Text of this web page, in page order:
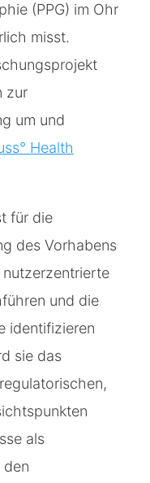
(PPG) im Ohr
misst.
zur
um und
Health
für die
des Vorhabens
und die
identifizieren
sie das
als
den